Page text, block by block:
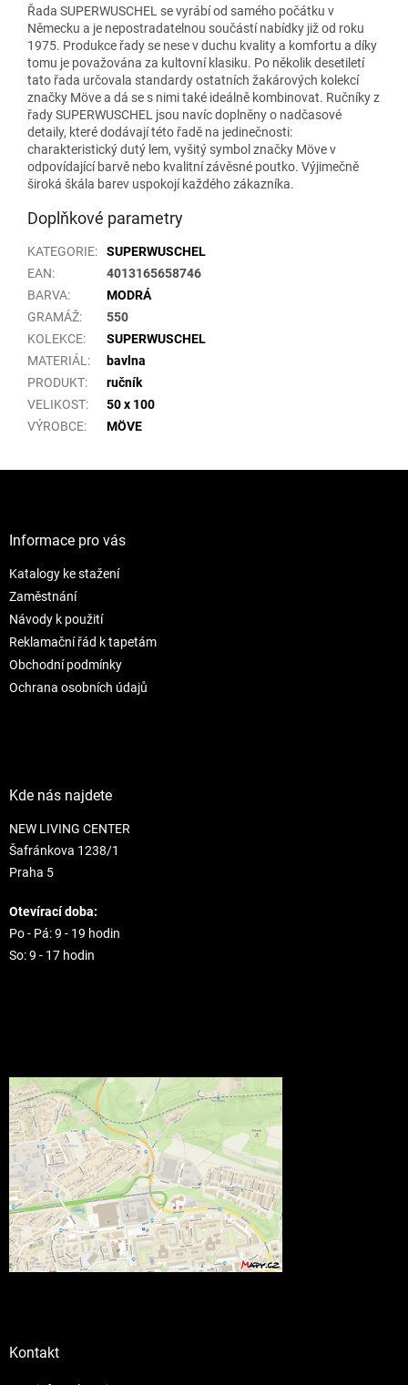
Řada SUPERWUSCHEL se vyrábí od samého počátku v
Německu a je nepostradatelnou součástí nabídky již od roku
1975. Produkce řady se nese v duchu kvality a komfortu a díky
tomu je považována za kultovní klasiku. Po několik desetiletí
tato řada určovala standardy ostatních žakárových kolekcí
značky Möve a dá se s nimi také ideálně kombinovat. Ručníky z
řady SUPERWUSCHEL jsou navíc doplněny o nadčasové
detaily, které dodávají této řadě na jedinečnosti:
charakteristický dutý lem, vyšitý symbol značky Möve v
odpovídající barvě nebo kvalitní závěsné poutko. Výjimečně
široká škála barev uspokojí každého zákazníka.
Doplňkové parametry
KATEGORIE:
SUPERWUSCHEL
EAN:
4013165658746
BARVA:
MODRÁ
GRAMÁŽ:
550
KOLEKCE:
SUPERWUSCHEL
MATERIÁL :
bavlna
PRODUKT:
ručník
VELIKOST:
50 x 100
VÝROBCE: MÖVE
Informace pro vás
Katalogy ke stažení
Zaměstnání
Návody k použití
Reklamační řád k tapetám
Obchodní podmínky
Ochrana osobních údajů
Kde nás najdete
NEW LIVING CENTER
Šafránkova 1238/1
Praha 5
Otevírací doba:
Po - Pá: 9 - 19 hodin
So: 9 - 17 hodin
Kontakt